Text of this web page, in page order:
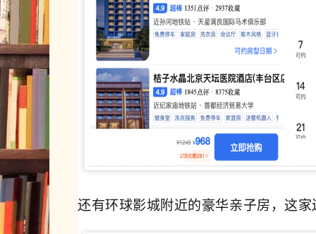
还有环球影城附近的豪华亲子房，这